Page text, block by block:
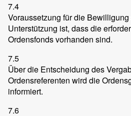
7.4
Voraussetzung für die
Unterstützung ist, dass die
Ordensfonds vorhanden sind.
7.5
Über die Entscheidung des
Ordensreferenten wird die
informiert.
7.6